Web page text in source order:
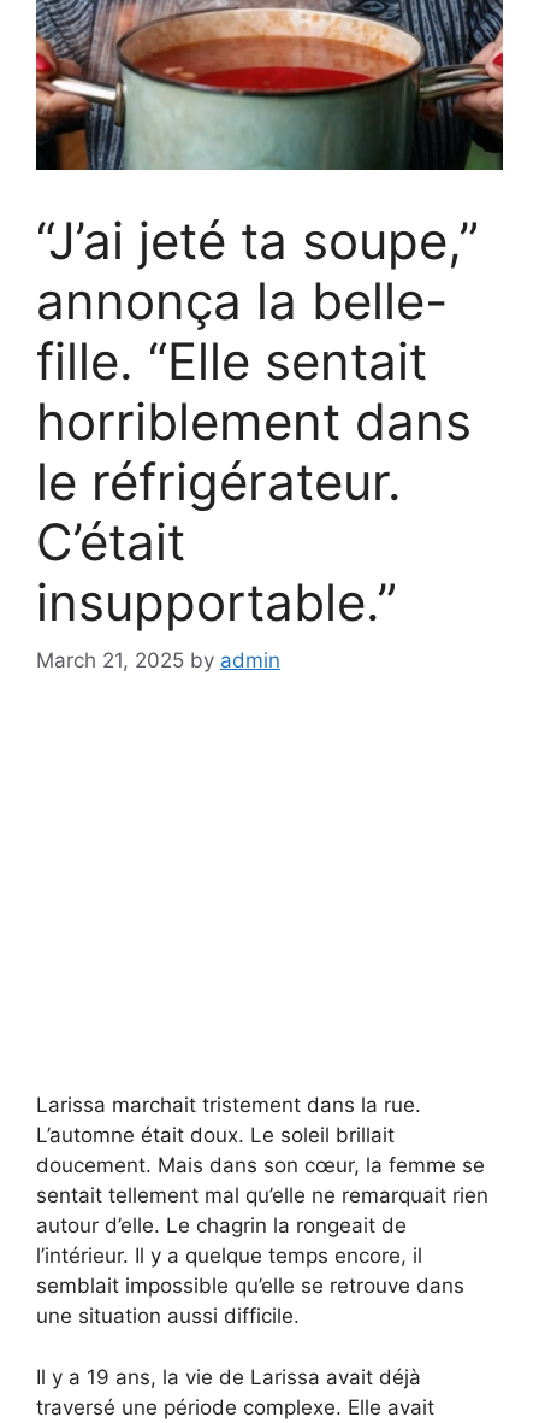
“J’ai jeté ta soupe,”
annonça la belle-
fille. “Elle sentait
horriblement dans
le réfrigérateur.
C’était
insupportable.”
March 21, 2025 by admin
Larissa marchait tristement dans la rue.
L’automne était doux. Le soleil brillait
doucement. Mais dans son cœur, la femme se
sentait tellement mal qu’elle ne remarquait rien
autour d’elle. Le chagrin la rongeait de
l’intérieur. Il y a quelque temps encore, il
semblait impossible qu’elle se retrouve dans
une situation aussi difficile.
Il y a 19 ans, la vie de Larissa avait déjà
traversé une période complexe. Elle avait